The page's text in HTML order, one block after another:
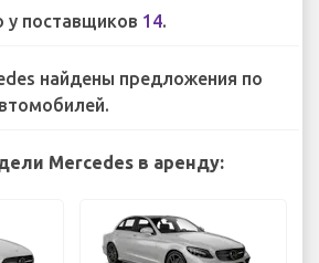
у поставщиков 14.
найдены предложения по
Mercedes в аренду: